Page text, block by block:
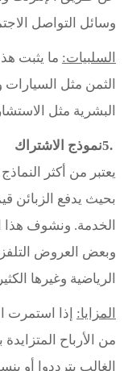
وسائل التواصل
السلبيات: ما يثبت
الثمن مثل
البشرية مثل
5.نموذج الاشتراك
يعتبر من أكثر
بحيث يدفع الزبائن
الخدمة. ونشوف هذا
وبعض العروض
الرياضية وغيرها
المزايا: إذا استمرت
من الأرباح
الغالب يترددوا أو